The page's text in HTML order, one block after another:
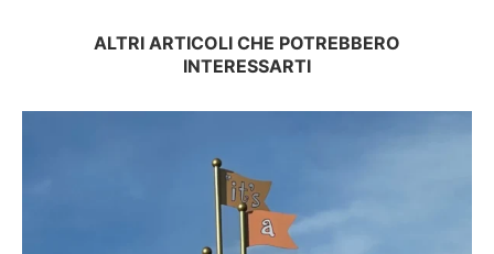
ALTRI ARTICOLI CHE POTREBBERO
INTERESSARTI